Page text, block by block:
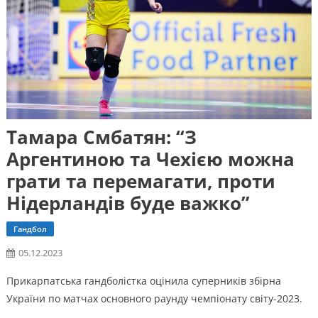
Тамара Смбатян: “З
Аргентиною та Чехією можна
грати та перемагати, проти
Нідерландів буде важко”
Гандбол
05.12.2023
Прикарпатська гандболістка оцінила суперників збірна
України по матчах основного раунду чемпіонату світу-2023.